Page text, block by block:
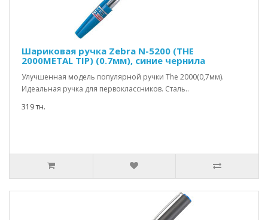
Шариковая ручка Zebra N-5200 (THE
2000METAL TIP) (0.7мм), синие чернила
Улучшенная модель популярной ручки The 2000(0,7мм).
Идеальная ручка для первоклассников. Сталь..
319 тн.